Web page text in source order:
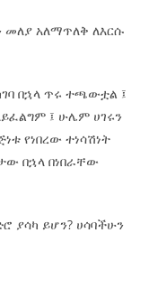
መለያ አለማጥለቅ ለእርሱ
በኋላ ጥሩ ተጫውቷል ፤
፤ ሁሌም ሀገሩን
የነበረው ተነሳሽነት
በኋላ በነበራቸው
ያሳካ ይሆን? ሀሳባችሁን